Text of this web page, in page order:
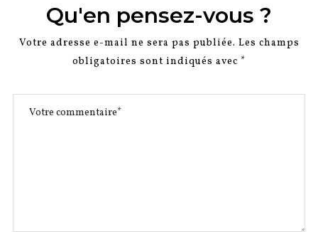
Qu'en pensez-vous ?
Votre adresse e-mail ne sera pas publiée. Les champs
obligatoires sont indiqués avec *